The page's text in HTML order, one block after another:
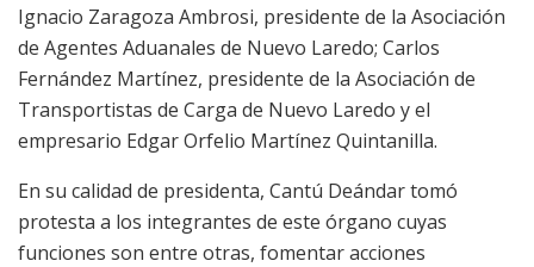
Ignacio Zaragoza Ambrosi, presidente de la Asociación
de Agentes Aduanales de Nuevo Laredo; Carlos
Fernández Martínez, presidente de la Asociación de
Transportistas de Carga de Nuevo Laredo y el
empresario Edgar Orfelio Martínez Quintanilla.
En su calidad de presidenta, Cantú Deándar tomó
protesta a los integrantes de este órgano cuyas
funciones son entre otras, fomentar acciones